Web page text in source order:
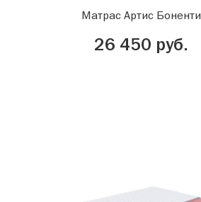
Матрас Артис Боненти
26 450 руб.